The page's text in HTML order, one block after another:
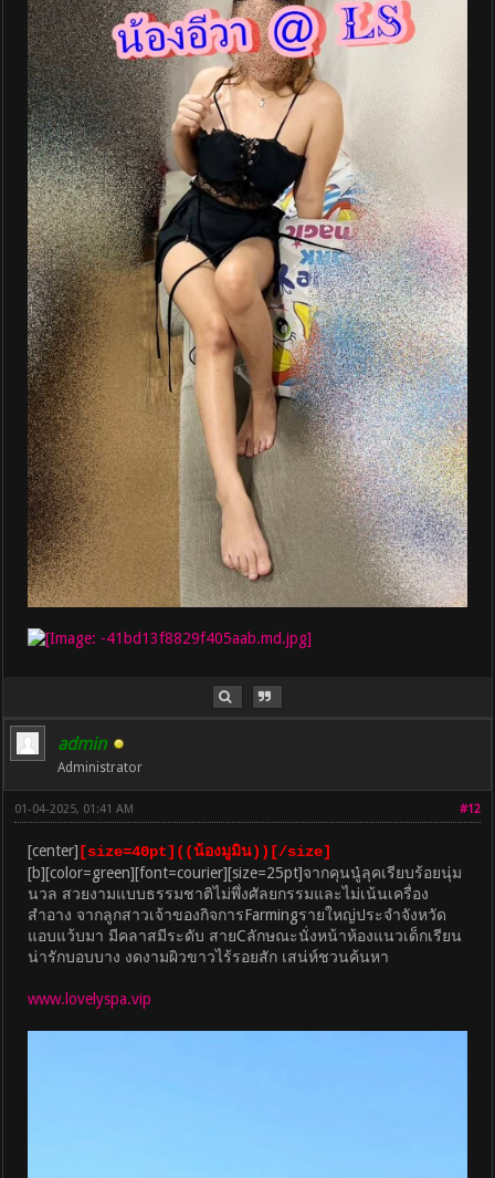
admin
Administrator
#12
01-04-2025, 01:41 AM
[center] [size=40pt]((น้องมูมิน))[/size]
[b][color=green][font=courier][size=25pt]จากคุนนู๋ลุคเรียบร้อยนุ่ม
นวล สวยงามแบบธรรมชาติไม่พึ่งศัลยกรรมและไม่เน้นเครื่อง
สำอาง จากลูกสาวเจ้าของกิจการFarmingรายใหญ่ประจำจังหวัด
แอบแว้บมา มีคลาสมีระดับ สายCลักษณะนั่งหน้าห้องแนวเด็กเรียน
น่ารักบอบบาง งดงามผิวขาวไร้รอยสัก เสน่ห์ชวนค้นหา
www.lovelyspa.vip